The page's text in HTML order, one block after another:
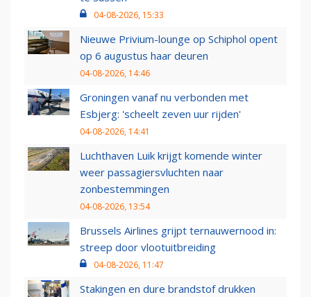
04-08-2026, 15:33
Nieuwe Privium-lounge op Schiphol opent
op 6 augustus haar deuren
04-08-2026, 14:46
Groningen vanaf nu verbonden met
Esbjerg: 'scheelt zeven uur rijden'
04-08-2026, 14:41
Luchthaven Luik krijgt komende winter
weer passagiersvluchten naar
zonbestemmingen
04-08-2026, 13:54
Brussels Airlines grijpt ternauwernood in:
streep door vlootuitbreiding
04-08-2026, 11:47
Stakingen en dure brandstof drukken